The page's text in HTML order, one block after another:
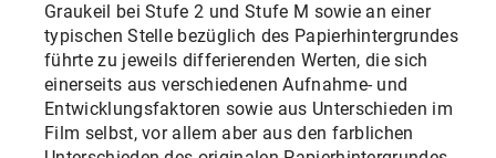
Graukeil bei Stufe 2 und Stufe M sowie an einer
typischen Stelle bezüglich des Papierhintergrundes
führte zu jeweils differierenden Werten, die sich
einerseits aus verschiedenen Aufnahme- und
Entwicklungsfaktoren sowie aus Unterschieden im
Film selbst, vor allem aber aus den farblichen